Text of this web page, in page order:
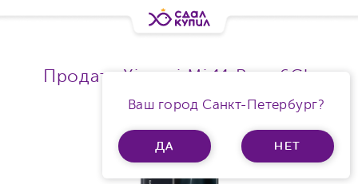
Ваш город Санкт-Петербург?
ДА НЕТ
Продать Xiaomi Mi 11 Ram 6Gb